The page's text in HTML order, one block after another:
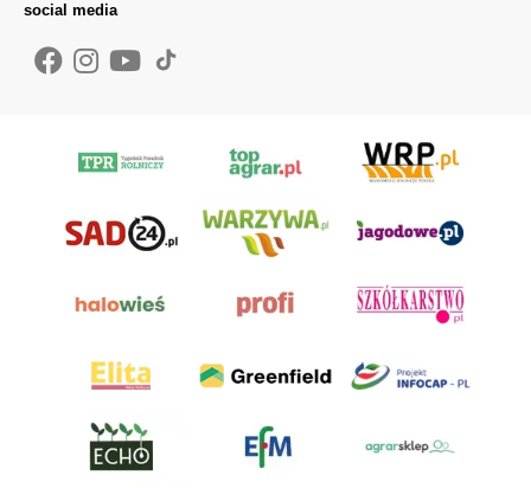
social media